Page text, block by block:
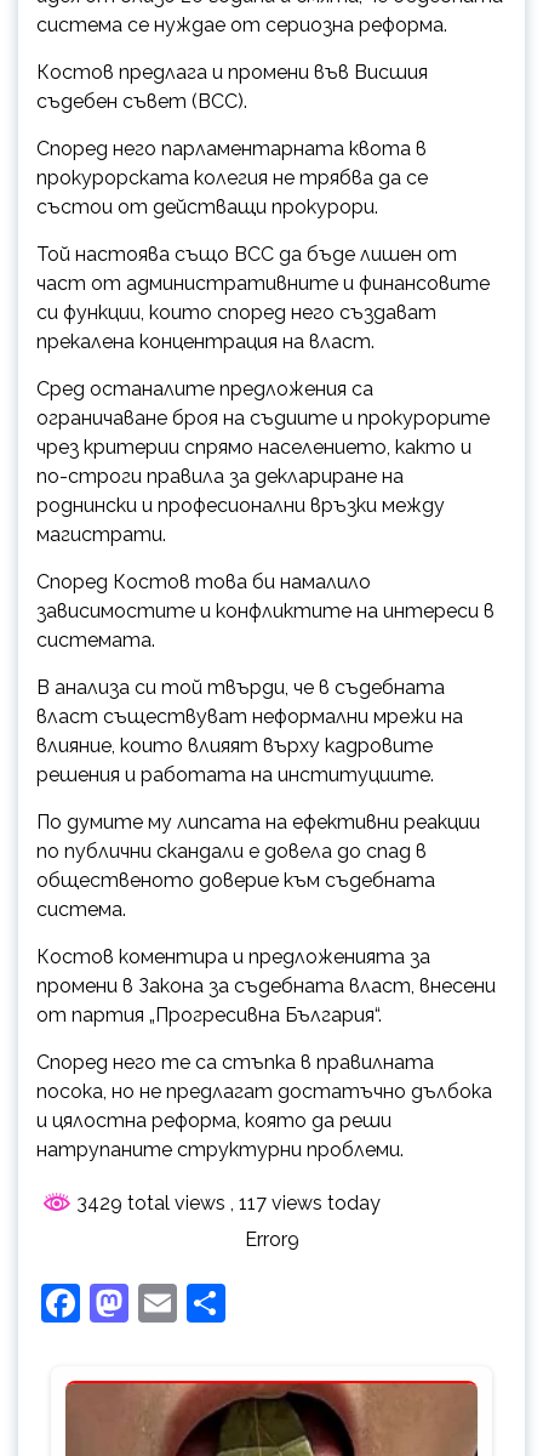
система се нуждае от сериозна реформа.
Костов предлага и промени във Висшия
съдебен съвет (ВСС).
Според него парламентарната квота в
прокурорската колегия не трябва да се
състои от действащи прокурори.
Той настоява също ВСС да бъде лишен от
част от административните и финансовите
си функции, които според него създават
прекалена концентрация на власт.
Сред останалите предложения са
ограничаване броя на съдиите и прокурорите
чрез критерии спрямо населението, както и
по-строги правила за деклариране на
роднински и професионални връзки между
магистрати.
Според Костов това би намалило
зависимостите и конфликтите на интереси в
системата.
В анализа си той твърди, че в съдебната
власт съществуват неформални мрежи на
влияние, които влияят върху кадровите
решения и работата на институциите.
По думите му липсата на ефективни реакции
по публични скандали е довела до спад в
общественото доверие към съдебната
система.
Костов коментира и предложенията за
промени в Закона за съдебната власт, внесени
от партия „Прогресивна България“.
Според него те са стъпка в правилната
посока, но не предлагат достатъчно дълбока
и цялостна реформа, която да реши
натрупаните структурни проблеми.
3429 total views , 117 views today
Error9
Facebook
Mastodon
Email